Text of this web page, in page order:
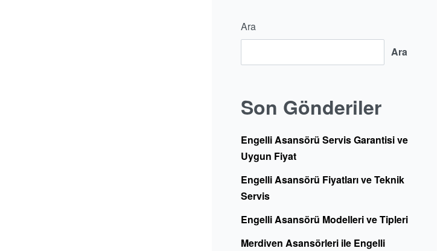
Ara
Ara
Son Gönderiler
Engelli Asansörü Servis Garantisi ve
Uygun Fiyat
Engelli Asansörü Fiyatları ve Teknik
Servis
Engelli Asansörü Modelleri ve Tipleri
Merdiven Asansörleri ile Engelli